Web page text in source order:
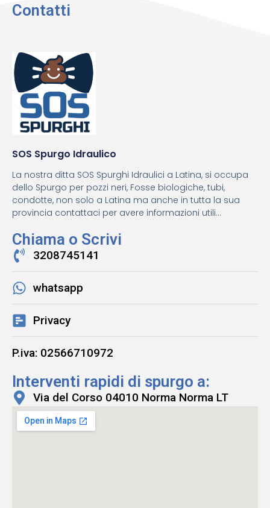
Contatti
SOS Spurgo Idraulico
La nostra ditta SOS Spurghi Idraulici a Latina, si occupa
dello Spurgo per pozzi neri, Fosse biologiche, tubi,
condotte, non solo a Latina ma anche in tutta la sua
provincia contattaci per avere informazioni utili...
Chiama o Scrivi
3208745141
whatsapp
Privacy
P.iva: 02566710972
Interventi rapidi di spurgo a:
Via del Corso 04010 Norma Norma LT